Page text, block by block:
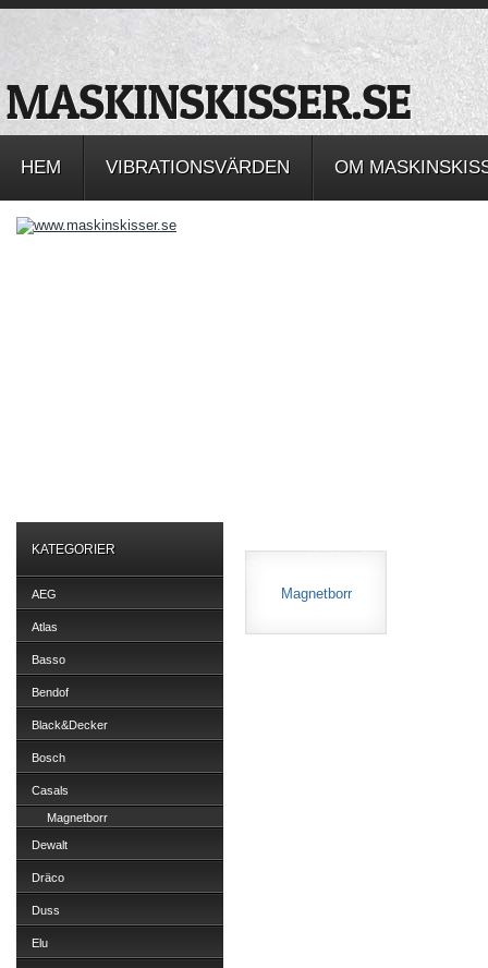
HEM VIBRATIONSVÄRDEN OM
KATEGORIER
AEG
Atlas
Basso
Bendof
Black&Decker
Bosch
Casals
Magnetborr
Dewalt
Dräco
Duss
Elu
Magnetborr